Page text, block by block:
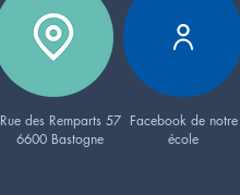
Rue des Remparts 57
6600 Bastogne
Facebook de notre
école